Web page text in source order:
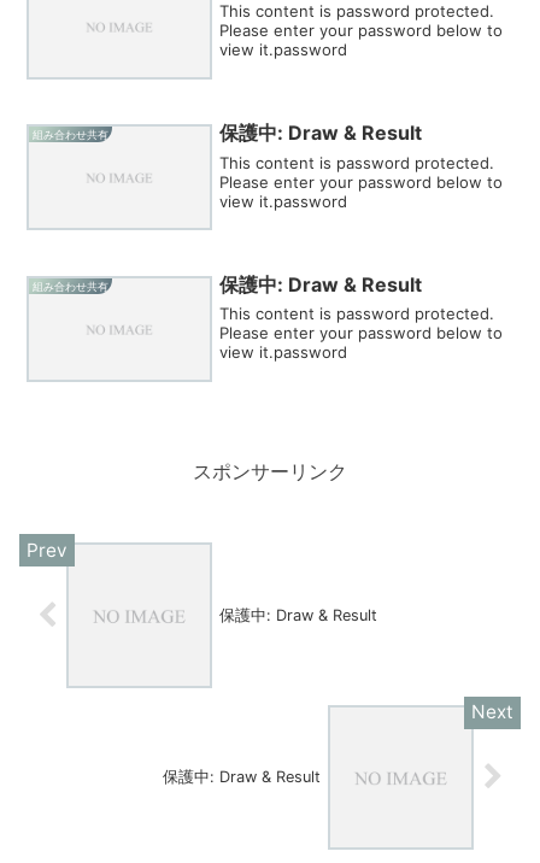
This content is password protected.
Please enter your password below to
view it.password
組み合わせ共有 保護中: Draw & Result
This content is password protected.
Please enter your password below to
view it.password
組み合わせ共有 保護中: Draw & Result
This content is password protected.
Please enter your password below to
view it.password
スポンサーリンク
保護中: Draw & Result
保護中: Draw & Result